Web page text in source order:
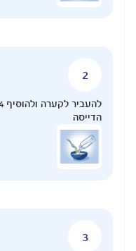
הדייסה